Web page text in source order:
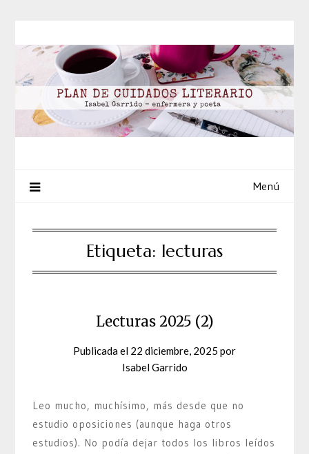
contenido
Menú
Etiqueta: lecturas
Lecturas 2025 (2)
Publicada el 22 diciembre, 2025 por
Isabel Garrido
Leo mucho, muchísimo, más desde que no
estudio oposiciones (aunque haga otros
estudios). No podía dejar todos los libros leídos